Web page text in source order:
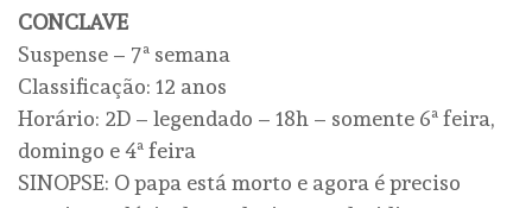
CONCLAVE
Suspense – 7ª semana
Classificação: 12 anos
Horário: 2D – legendado – 18h – somente 6ª feira,
domingo e 4ª feira
SINOPSE: O papa está morto e agora é preciso